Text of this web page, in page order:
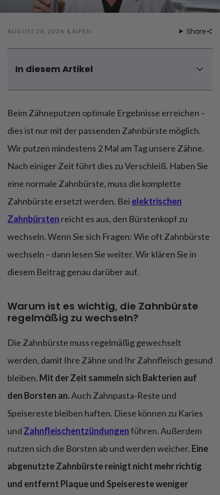
Zähneputzen
AUGUST 28, 2024 LAIFEN Share
In diesem Artikel
Typen von Zahnbürsten und ihre Lebensdauer
Zahnbürste gewechselt werden sollte? Fünf Anzeichen
dafür
Wie oft elektrische Zahnbürste wechseln?
Fazit - Wie oft sollte man die Zahnbürste wechseln?
FAQ – Wie oft Zahnbürste wechseln?
Beim Zähneputzen optimale Ergebnisse erreichen –
dies ist nur mit der passenden Zahnbürste möglich.
Wir putzen mindestens 2 Mal am Tag unsere Zähne.
Nach einiger Zeit führt dies zu Verschleiß. Haben Sie
eine normale Zahnbürste, muss die komplette
Zahnbürste ersetzt werden. Bei elektrischen
Zahnbürsten reicht es aus, den Bürstenkopf zu
wechseln. Wenn Sie sich Fragen: Wie oft Zahnbürste
wechseln – dann lesen Sie weiter. Wir klären Sie in
diesem Beitrag genau darüber auf.
Warum ist es wichtig, die Zahnbürste
regelmäßig zu wechseln?
Die Zahnbürste muss regelmäßig gewechselt
werden, damit Ihre Zähne und Ihr Zahnfleisch gesund
bleiben. Mit der Zeit sammeln sich Bakterien auf
den Borsten an.Auch Zahnpasta-Reste und
Speisereste bleiben haften. Diese können zu Karies
und Zahnfleischentzündungenführen. Außerdem
nutzen sich die Borsten ab und werden weicher. Eine
abgenutzte Zahnbürste reinigt nicht mehr richtig
und entfernt Plaque und Speisereste weniger